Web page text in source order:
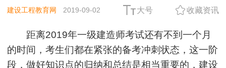
建设工程教育网 2019-09-02 大号 收藏资讯
距离2019年一级建造师考试还有不到一个月
的时间，考生们都在紧张的备考冲刺状态，这一阶
段，做好知识点的归纳和总结是相当重要的，建设